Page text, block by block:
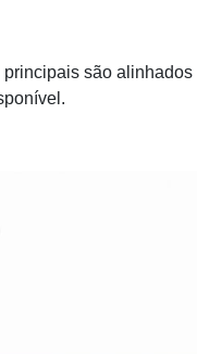
principais são alinhados